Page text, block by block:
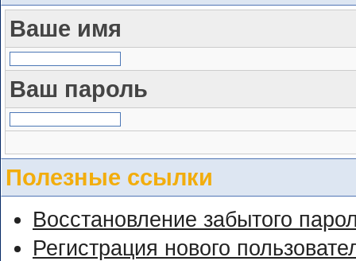
Ваше имя
Ваш пароль
Полезные ссылки
Восстановление забытого
Регистрация нового